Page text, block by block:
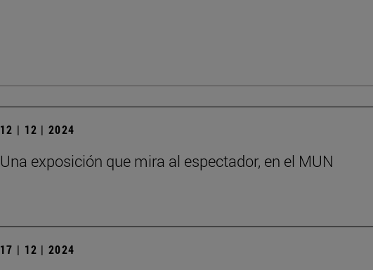
12 | 12 | 2024
Una exposición que mira al espectador, en el MUN
17 | 12 | 2024